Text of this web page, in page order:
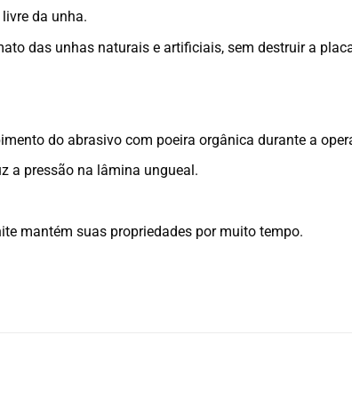
da unha.
das unhas naturais e artificiais, sem destruir a
do abrasivo com poeira orgânica durante a
a pressão na lâmina ungueal.
mantém suas propriedades por muito tempo.